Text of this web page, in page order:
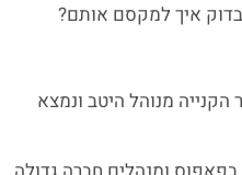
מנוהל היטב ונמצא